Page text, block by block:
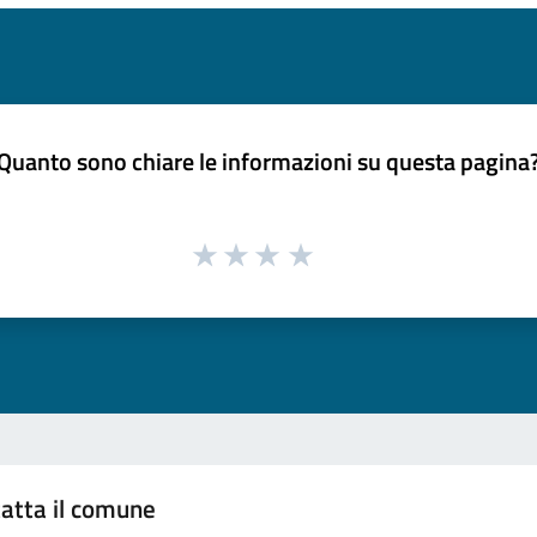
sono chiare le informazioni su questa
il comune